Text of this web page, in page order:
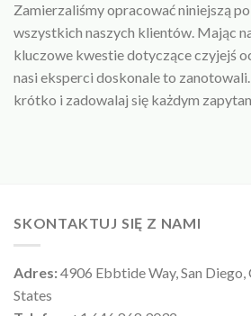
Zamierzaliśmy opracować niniejszą
wszystkich naszych klientów. Mając
kluczowe kwestie dotyczące czyjejś
nasi eksperci doskonale to
krótko i zadowalaj się każdym
SKONTAKTUJ SIĘ Z NAMI
Adres:4906 Ebbtide Way, San
States